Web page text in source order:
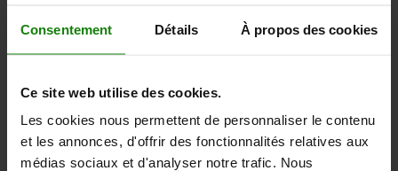
Consentement Détails À propos des cookies
Ce site web utilise des cookies.
Les cookies nous permettent de personnaliser le contenu
et les annonces, d'offrir des fonctionnalités relatives aux
médias sociaux et d'analyser notre trafic. Nous
from818,84 €
PLEASE SELECT A VARIANT FIRST